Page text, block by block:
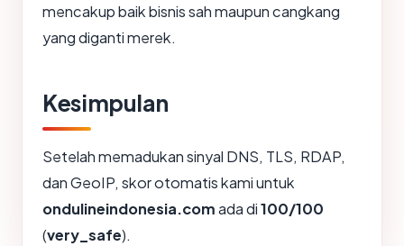
mencakup baik bisnis sah maupun cangkang
yang diganti merek.
Kesimpulan
Setelah memadukan sinyal DNS, TLS, RDAP,
dan GeoIP, skor otomatis kami untuk
ondulineindonesia.comada di100/100
(very_safe).